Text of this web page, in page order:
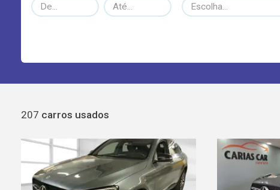
Escolha...
207 carros usados